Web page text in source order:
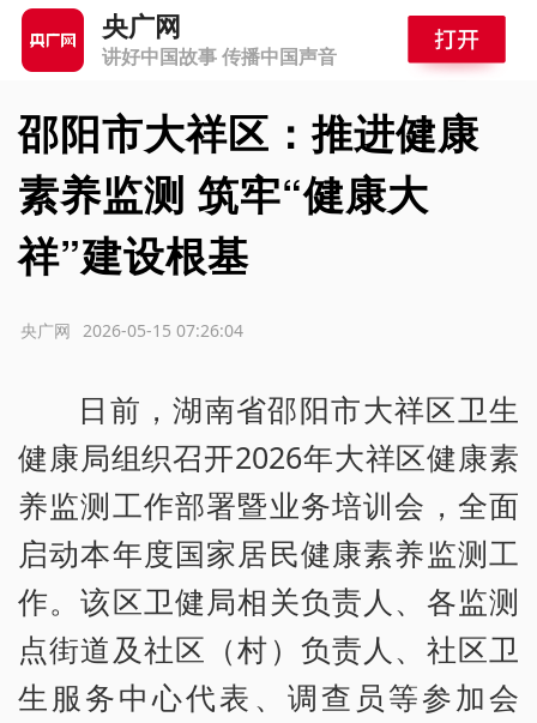
央广网
讲好中国故事 传播中国声音
邵阳市大祥区：推进健康
素养监测 筑牢“健康大
祥”建设根基
2026-05-15 07:26:04
央广网
日前，湖南省邵阳市大祥区卫生
健康局组织召开2026年大祥区健康素
养监测工作部署暨业务培训会，全面
启动本年度国家居民健康素养监测工
作。该区卫健局相关负责人、各监测
点街道及社区（村）负责人、社区卫
生服务中心代表、调查员等参加会